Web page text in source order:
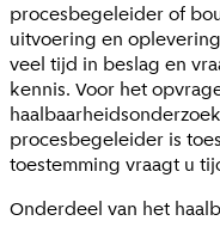
procesbegeleider of
uitvoering en
veel tijd in beslag en
kennis. Voor het
procesbegeleider is
toestemming vraagt u
Onderdeel van het